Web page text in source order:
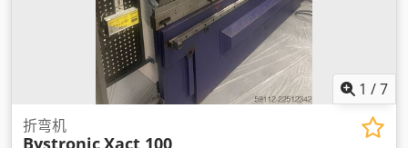
1 /7
折弯机
BystronicXact 100